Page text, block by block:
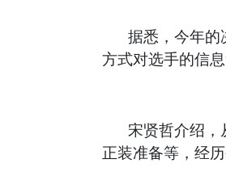
据悉，今年的
方式对选手的信
宋贤哲介绍，
正装准备等，经